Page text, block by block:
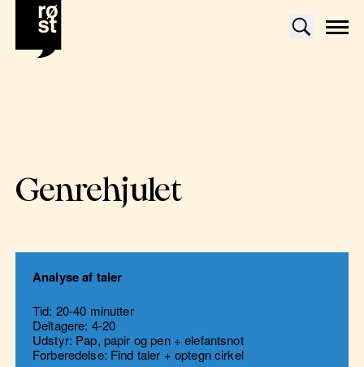
Genrehjulet
Analyse af taler
Tid: 20-40 minutter
Deltagere: 4-20
Udstyr: Pap, papir og pen + elefantsnot
Forberedelse: Find taler + optegn cirkel